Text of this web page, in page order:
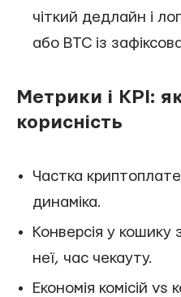
чіткий дедлайн і
або BTC із
Метрики і KPI:
корисність
Частка
динаміка.
Конверсія у кошику
неї, час чекауту.
Економія комісій vs